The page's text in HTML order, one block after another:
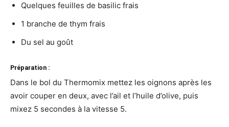
Quelques feuilles de basilic frais
1 branche de thym frais
Du sel au goût
Préparation :
Dans le bol du Thermomix mettez les oignons après les
avoir couper en deux, avec l’ail et l’huile d’olive, puis
mixez 5 secondes à la vitesse 5.